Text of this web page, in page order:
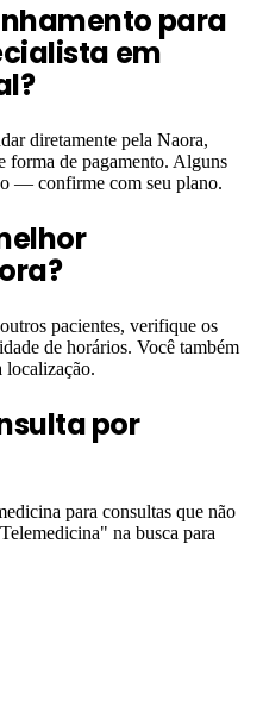
para
em
diretamente pela Naora,
forma de pagamento. Alguns
— confirme com seu plano.
pacientes, verifique os
de horários. Você também
localização.
por
para consultas que não
na busca para